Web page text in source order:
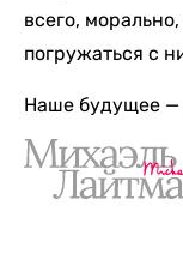
всего,
погружаться с
Наше будущее —